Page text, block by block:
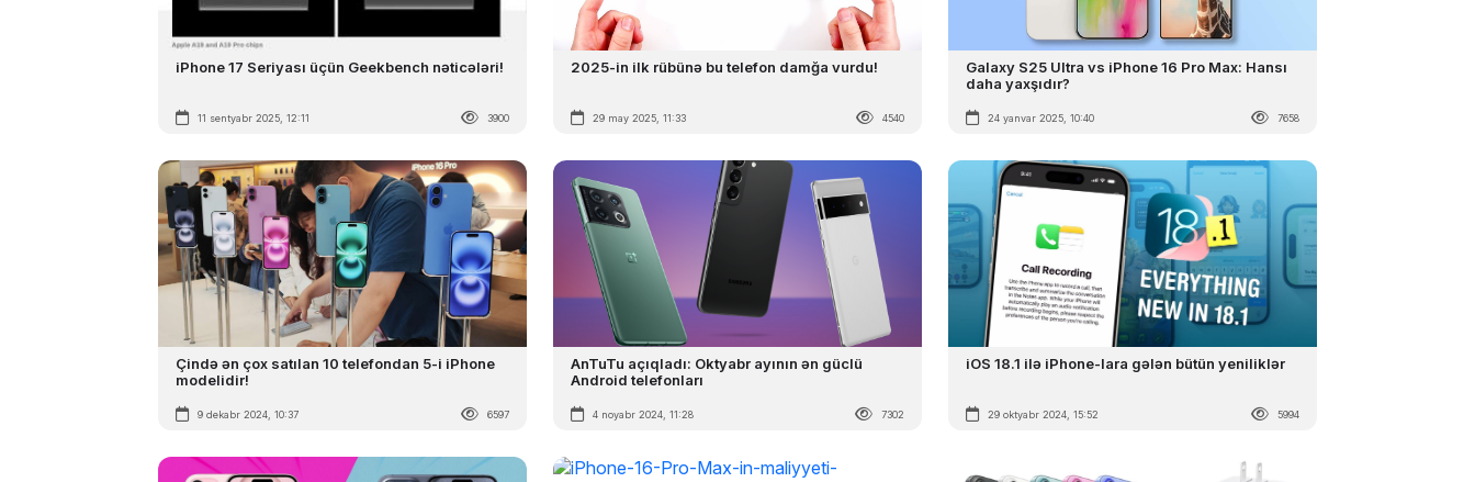
iPhone 17 Seriyası üçün Geekbench nəticələri!
11 sentyabr 2025, 12:11 3900
2025-in ilk rübünə bu telefon damğa vurdu!
29 may 2025, 11:33 4540
Galaxy S25 Ultra vs iPhone 16 Pro Max: Hansı
daha yaxşıdır?
24 yanvar 2025, 10:40 7658
Çində ən çox satılan 10 telefondan 5-i iPhone
modelidir!
9 dekabr 2024, 10:37 6597
AnTuTu açıqladı: Oktyabr ayının ən güclü
Android telefonları
4 noyabr 2024, 11:28 7302
iOS 18.1 ilə iPhone-lara gələn bütün yeniliklər
29 oktyabr 2024, 15:52 5994